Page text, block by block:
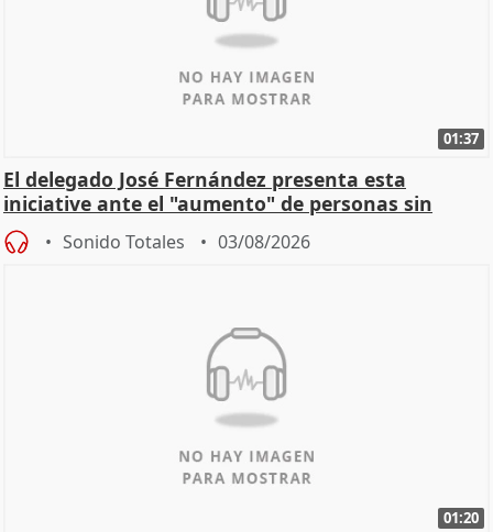
01:37
El delegado José Fernández presenta esta
iniciative ante el "aumento" de personas sin
hogar en Madri
Sonido Totales 03/08/2026
01:20